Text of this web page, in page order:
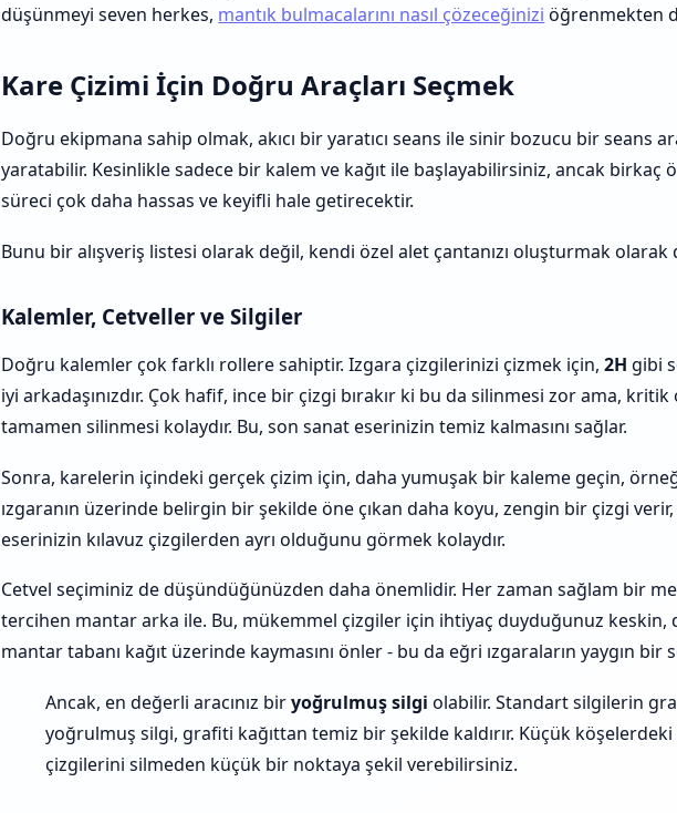
düşünmeyi seven herkes, mantık bulmacalarını nasıl çözeceğinizi öğrenmekten
Kare Çizimi İçin Doğru Araçları Seçmek
Doğru ekipmana sahip olmak, akıcı bir yaratıcı seans ile sinir bozucu bir seans
yaratabilir. Kesinlikle sadece bir kalem ve kağıt ile başlayabilirsiniz, ancak birkaç
süreci çok daha hassas ve keyifli hale getirecektir.
Bunu bir alışveriş listesi olarak değil, kendi özel alet çantanızı oluşturmak olarak
Kalemler, Cetveller ve Silgiler
Doğru kalemler çok farklı rollere sahiptir. Izgara çizgilerinizi çizmek için,2H gibi
iyi arkadaşınızdır. Çok hafif, ince bir çizgi bırakır ki bu da silinmesi zor ama,
tamamen silinmesi kolaydır. Bu, son sanat eserinizin temiz kalmasını sağlar.
Sonra, karelerin içindeki gerçek çizim için, daha yumuşak bir kaleme geçin,
ızgaranın üzerinde belirgin bir şekilde öne çıkan daha koyu, zengin bir çizgi
eserinizin kılavuz çizgilerden ayrı olduğunu görmek kolaydır.
Cetvel seçiminiz de düşündüğünüzden daha önemlidir. Her zaman sağlam bir
tercihen mantar arka ile. Bu, mükemmel çizgiler için ihtiyaç duyduğunuz keskin,
mantar tabanı kağıt üzerinde kaymasını önler - bu da eğri ızgaraların yaygın bir
Ancak, en değerli aracınız biryoğrulmuş silgi olabilir. Standart silgilerin
yoğrulmuş silgi, grafiti kağıttan temiz bir şekilde kaldırır. Küçük köşelerdeki
çizgilerini silmeden küçük bir noktaya şekil verebilirsiniz.